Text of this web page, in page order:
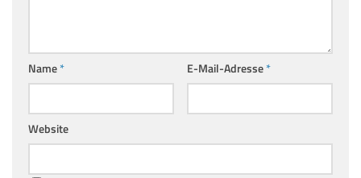
Name* E-Mail-Adresse*
Website